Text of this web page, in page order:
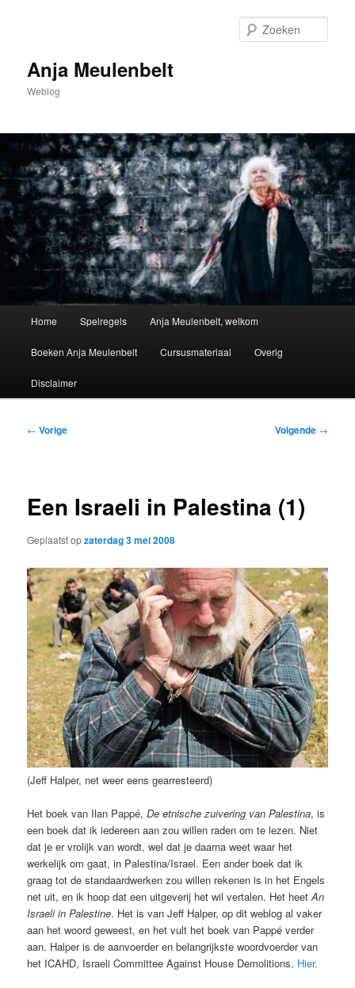
inhoudAnja Meulenbelt
Weblog
Home Spelregels Anja Meulenbelt, welkom
Boeken Anja Meulenbelt Cursusmateriaal Overig
Disclaimer
Bericht
← Vorige Volgende →
Een Israeli in Palestina (1)
Geplaatst opzaterdag 3 mei 2008
(Jeff Halper, net weer eens gearresteerd)
Het boek van Ilan Pappé,De etnische zuivering van Palestina, is
een boek dat ik iedereen aan zou willen raden om te lezen. Niet
dat je er vrolijk van wordt, wel dat je daarna weet waar het
werkelijk om gaat, in Palestina/Israel. Een ander boek dat ik
graag tot de standaardwerken zou willen rekenen is in het Engels
net uit, en ik hoop dat een uitgeverij het wil vertalen. Het heetAn
Israeli in Palestine. Het is van Jeff Halper, op dit weblog al vaker
aan het woord geweest, en het vult het boek van Pappé verder
aan. Halper is de aanvoerder en belangrijkste woordvoerder van
het ICAHD, Israeli Committee Against House Demolitions. Hier.